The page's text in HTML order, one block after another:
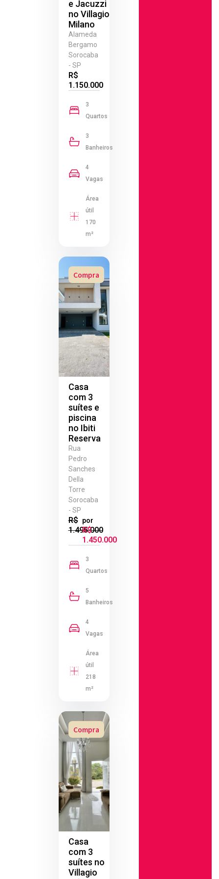
e Jacuzzi
no Villagio
Milano
Alameda
Bergamo
Sorocaba
- SP
R$
1.150.000
3
Quartos
3
Banheiros
4
Vagas
Área
útil
170
m²
Compra
Casa
com 3
suítes e
piscina
no Ibiti
Reserva
Rua
Pedro
Sanches
Della
Torre
Sorocaba
- SP
R$
1.495.000
por
R$
1.450.000
3
Quartos
5
Banheiros
4
Vagas
Área
útil
218
m²
Compra
Casa
com 3
suítes no
Villagio